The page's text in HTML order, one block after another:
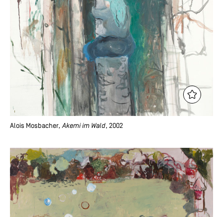
Alois Mosbacher, Akemi im Wald, 2002